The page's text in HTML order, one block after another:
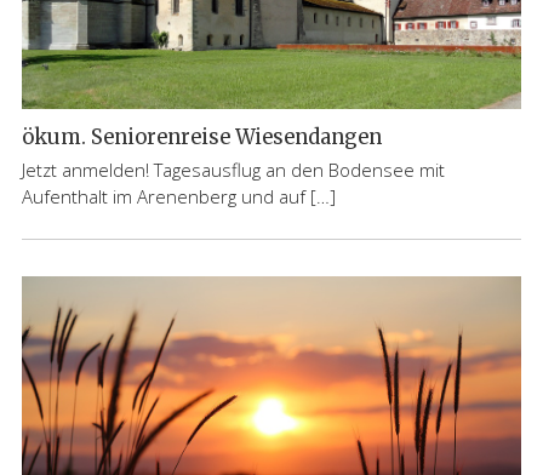
ökum. Seniorenreise Wiesendangen
Jetzt anmelden! Tagesausflug an den Bodensee mit
Aufenthalt im Arenenberg und auf […]